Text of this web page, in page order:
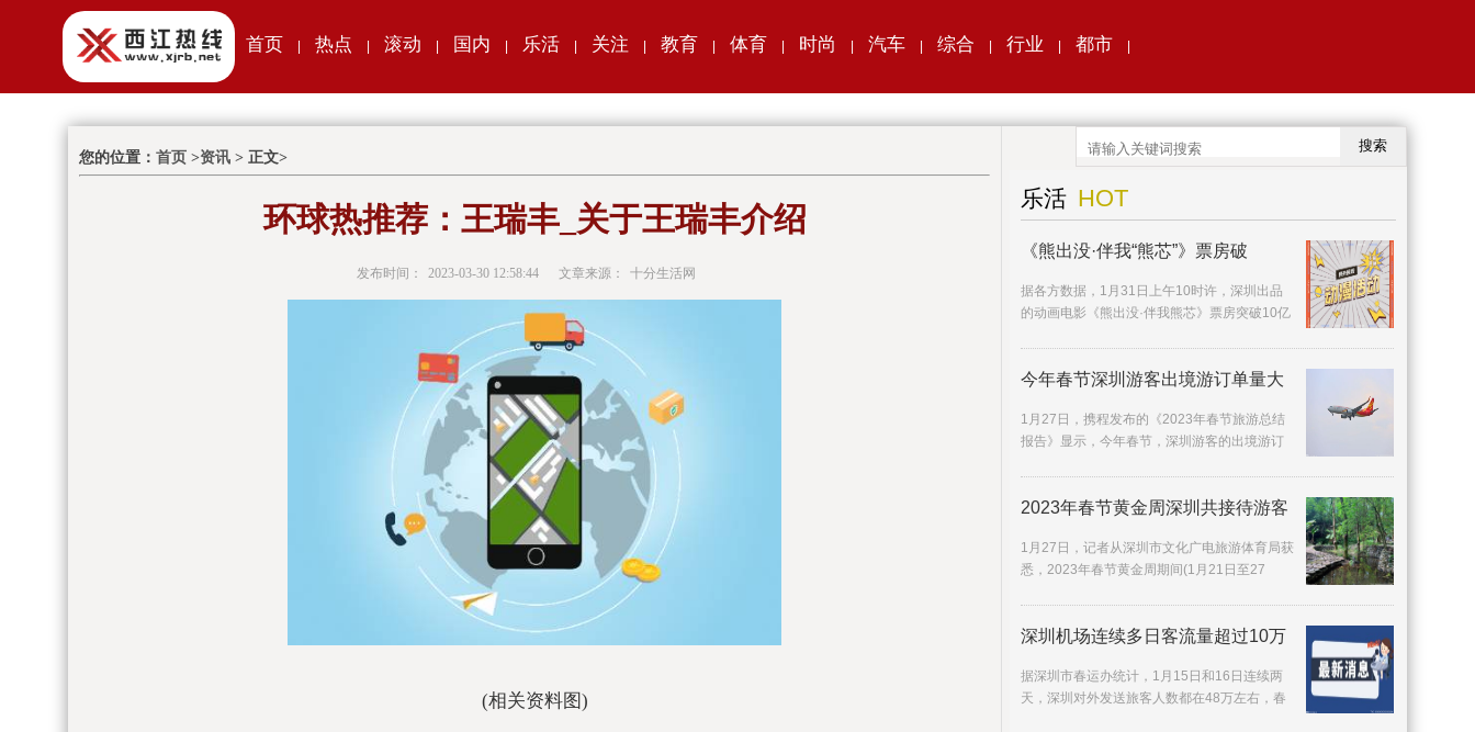
首页 热点 滚动 国内 乐活 关注 教育 体育 时尚 汽车 综合 行业 都市
您的位置： 首页 >资讯 > 正文>
环球热推荐：王瑞丰_关于王瑞丰介绍
发布时间： 2023-03-30 12:58:44 文章来源： 十分生活网
(相关资料图)
搜索
乐活 HOT
《熊出没·伴我“熊芯”》票房破
据各方数据，1月31日上午10时许，深圳出品
的动画电影《熊出没·伴我熊芯》票房突破10亿
今年春节深圳游客出境游订单量大
1月27日，携程发布的《2023年春节旅游总结
报告》显示，今年春节，深圳游客的出境游订
2023年春节黄金周深圳共接待游客
1月27日，记者从深圳市文化广电旅游体育局获
悉，2023年春节黄金周期间(1月21日至27
深圳机场连续多日客流量超过10万
据深圳市春运办统计，1月15日和16日连续两
天，深圳对外发送旅客人数都在48万左右，春